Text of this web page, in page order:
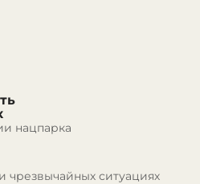
нацпарка
чрезвычайных ситуациях